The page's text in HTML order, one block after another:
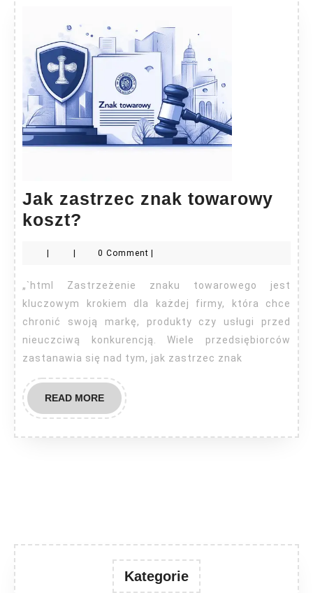
Jak zastrzec znak towarowy
koszt?
znak
towarowy
koszt?
0 Comment
„`html Zastrzeżenie znaku towarowego jest
kluczowym krokiem dla każdej firmy, która chce
chronić swoją markę, produkty czy usługi przed
nieuczciwą konkurencją. Wiele przedsiębiorców
zastanawia się nad tym, jak zastrzec znak
READ MOREREAD
MORE
Kategorie